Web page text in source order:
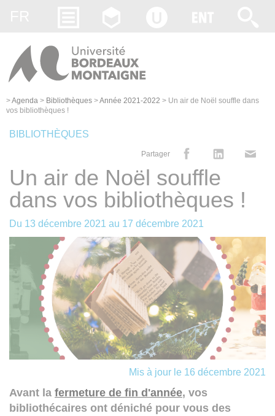
>Agenda > Bibliothèques >Année 2021-2022 > Un air de Noël souffle dans
vos bibliothèques !
BIBLIOTHÈQUES
Partager
Un air de Noël souffle
dans vos bibliothèques !
Du 13 décembre 2021 au 17 décembre 2021
Mis à jour le 16 décembre 2021
Avant la fermeture de fin d'année, vos
bibliothécaires ont déniché pour vous des